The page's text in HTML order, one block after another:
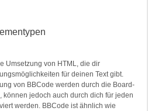
Umsetzung von HTML, die dir
für deinen Text gibt.
von BBCode werden durch die Board-
können jedoch auch durch dich für jeden
werden. BBCode ist ähnlich wie